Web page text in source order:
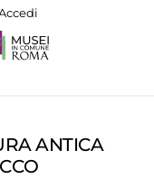
ANTICA